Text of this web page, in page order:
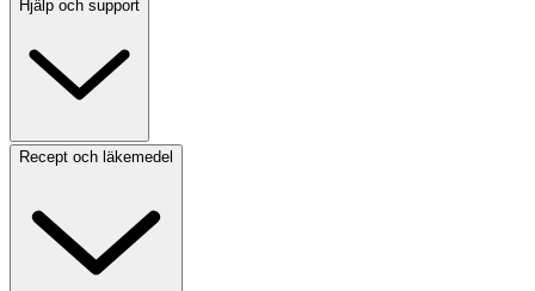
Hjälp och support
Recept och läkemedel